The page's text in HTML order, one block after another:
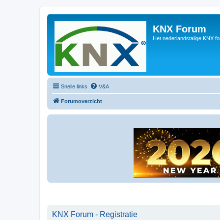
KNX Forum
Het nederlandstalige KNX
Snelle links V&A
Forumoverzicht
KNX Forum - Registratie